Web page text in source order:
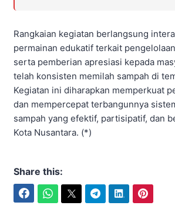
Rangkaian kegiatan berlangsung
permainan edukatif terkait
serta pemberian apresiasi kepada
telah konsisten memilah sampah di
Kegiatan ini diharapkan memperkuat
dan mempercepat terbangunnya
sampah yang efektif, partisipatif, dan
Kota Nusantara. (*)
Share this: